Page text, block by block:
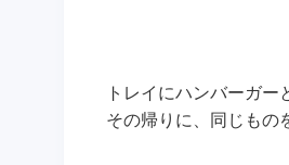
トレイにハンバーガー
その帰りに、同じもの